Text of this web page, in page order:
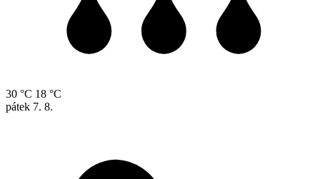
30 °C 18 °C
pátek 7. 8.